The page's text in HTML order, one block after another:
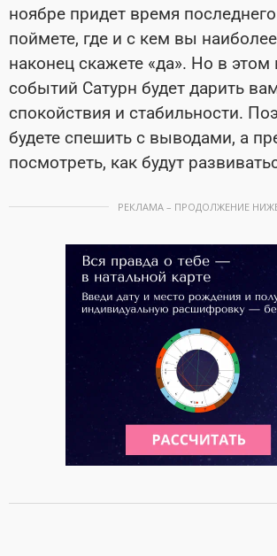
ноябре придет время
поймете, где и с кем вы
наконец скажете «да». Но в этом
событий Сатурн будет дарить
спокойствия и стабильности.
будете спешить с выводами, а
посмотреть, как будут
РЕКЛАМА – ПРОДОЛЖЕНИЕ